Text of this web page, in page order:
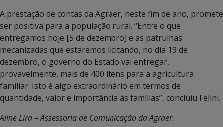
A prestação de contas da Agraer, neste fim de ano, promete
ser positiva para a população rural. “Entre o que
entregamos hoje [5 de dezembro] e as patrulhas
mecanizadas que estaremos licitando, no dia 19 de
dezembro, o governo do Estado vai entregar,
provavelmente, mais de 400 itens para a agricultura
familiar. Isto é algo extraordinário em termos de
quantidade, valor e importância às famílias”, concluiu Felini.
Aline Lira – Assessoria de Comunicação da Agraer.